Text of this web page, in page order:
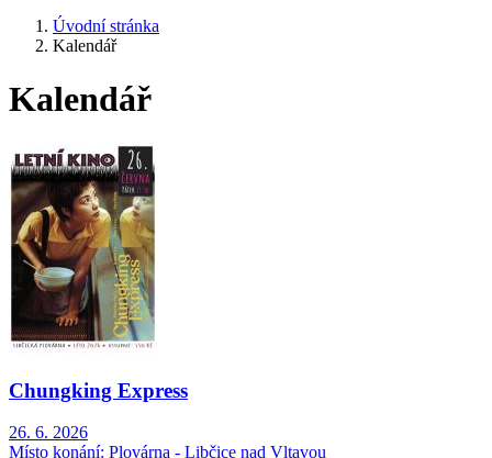
Úvodní stránka
Kalendář
Kalendář
Chungking Express
26. 6. 2026
Místo konání: Plovárna - Libčice nad Vltavou